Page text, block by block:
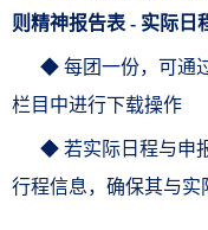
则精神报告表 - 实际日
◆ 每团一份，可通
栏目中进行下载操作
◆ 若实际日程与申报
行程信息，确保其与实